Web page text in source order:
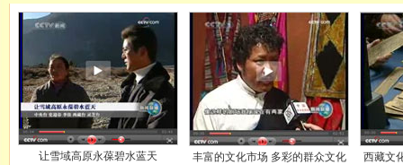
让雪域高原永葆碧水蓝天
丰富的文化市场 多彩的群众文化
西藏文